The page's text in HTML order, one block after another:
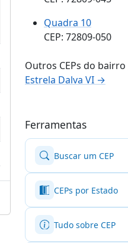
Quadra 10
CEP: 72809-050
Outros CEPs do bairro
Estrela Dalva VI →
Ferramentas
Buscar um CEP
CEPs por Estado
Tudo sobre CEP